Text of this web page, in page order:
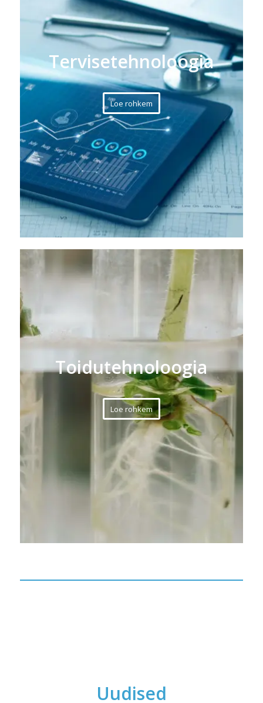
Tervisetehnoloogia
Loe rohkem
Toidutehnoloogia
Loe rohkem
Uudised